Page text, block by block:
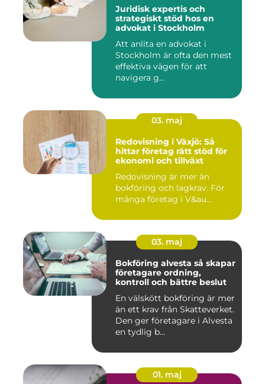
Juridisk expertis och
strategiskt stöd hos en
advokat i Stockholm
Att anlita en advokat i
Stockholm är ofta den mest
effektiva vägen för att
navigera g...
03. maj
Redovisning i Växjö: Så
hittar företag rätt stöd för
ekonomi och tillväxt
Redovisning är mer än
bokföring och lagkrav. För
många företag i V&au...
03. maj
Bokföring alvesta så skapar
företagare ordning,
kontroll och bättre beslut
En välskött bokföring är mer
än ett krav från Skatteverket.
Den ger företagare i Alvesta
en tydlig b...
01. maj